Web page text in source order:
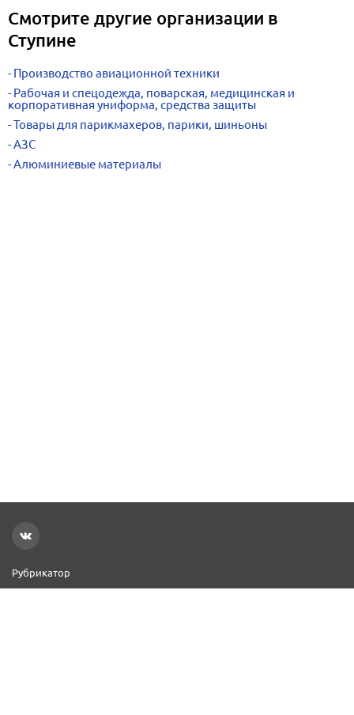
Смотрите другие организации в
Ступине
Производство авиационной техники
Рабочая и спецодежда, поварская, медицинская и
корпоративная униформа, средства защиты
Товары для парикмахеров, парики, шиньоны
АЗС
Алюминиевые материалы
Рубрикатор